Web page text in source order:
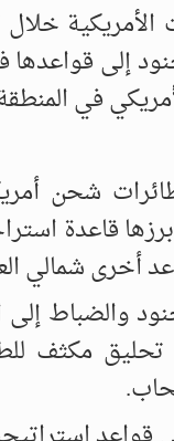
إلى قواعدها
في
قاعدة
أخرى شمالي
والضباط إلى
مكثف